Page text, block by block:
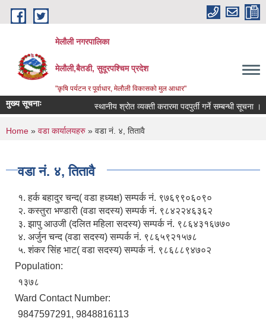
Skip to main content
मेलौली नगरपालिका
मेलौली,बैतडी, सुदूरपश्‍चिम प्रदेश
"कृषि पर्यटन र पूर्वाधार, मेलौली विकासको मुल आधार"
मुख्य सूचनाः स्थानीय श्रोत व्यक्ती करारमा पदपुर्ती गर्ने सम्बन्धी सूचना ।
You are here
Home » वडा कार्यालयहरु » वडा नं. ४, तितावै
वडा नं. ४, तितावै
१. हर्क बहादुर चन्द( वडा हध्यक्ष) सम्पर्क नं. ९७६९९०६०९०
२. कस्तुरा भण्डारी (वडा सदस्य) सम्पर्क नं. ९८४२२४६३६२
३. झापु आउजी (दलित महिला सदस्य) सम्पर्क नं. ९८६४३१६७७०
४. अर्जुन चन्द (वडा सदस्य) सम्पर्क नं. ९८६५९२१५७८
५. शंकर सिंह भाट( वडा सदस्य) सम्पर्क नं. ९८६८८९४७०२
Population:
१३७८
Ward Contact Number:
9847597291, 9848816113